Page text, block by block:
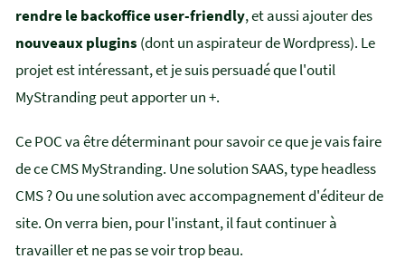
rendre le backoffice user-friendly, et aussi ajouter des
nouveaux plugins (dont un aspirateur de Wordpress). Le
projet est intéressant, et je suis persuadé que l'outil
MyStranding peut apporter un +.
Ce POC va être déterminant pour savoir ce que je vais faire
de ce CMS MyStranding. Une solution SAAS, type headless
CMS ? Ou une solution avec accompagnement d'éditeur de
site. On verra bien, pour l'instant, il faut continuer à
travailler et ne pas se voir trop beau.